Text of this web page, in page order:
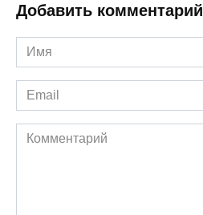
Добавить комментарий
Имя
*
Email
*
Комментарий